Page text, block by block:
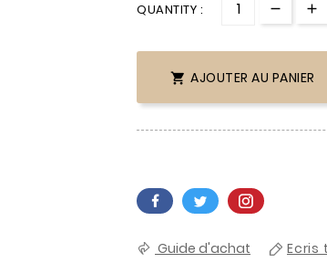
QUANTITY :
 AJOUTER AU PANIER
Guide d'achat Ecris